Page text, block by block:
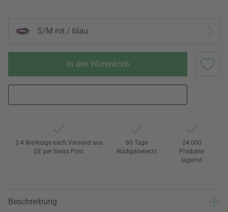
S/M rot / blau
In den Warenkorb
2-4 Werktage nach Versand aus
DE per Swiss Post
60 Tage
Rückgaberecht
24.000
Produkte
lagernd
Beschreibung